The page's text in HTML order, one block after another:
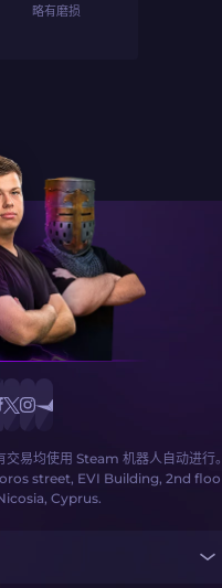
略有磨损
交易均使用 Steam 机器人自动进行
street, EVI Building, 2nd
Cyprus.